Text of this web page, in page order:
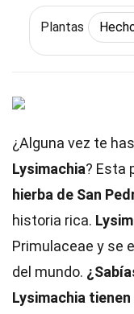
Plantas
¿Alguna vez te
Lysimachia? Esta
hierba de San
historia rica.
Primulaceae y se
del mundo.
Lysimachia